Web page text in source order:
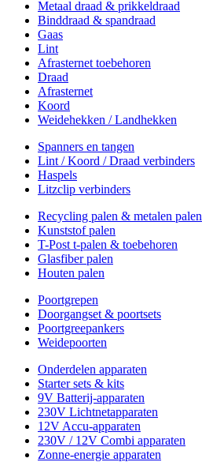
Metaal draad & prikkeldraad
Binddraad & spandraad
Gaas
Lint
Afrasternet toebehoren
Draad
Afrasternet
Koord
Weidehekken / Landhekken
Spanners en tangen
Lint / Koord / Draad verbinders
Haspels
Litzclip verbinders
Recycling palen & metalen palen
Kunststof palen
T-Post t-palen & toebehoren
Glasfiber palen
Houten palen
Poortgrepen
Doorgangset & poortsets
Poortgreepankers
Weidepoorten
Onderdelen apparaten
Starter sets & kits
9V Batterij-apparaten
230V Lichtnetapparaten
12V Accu-apparaten
230V / 12V Combi apparaten
Zonne-energie apparaten